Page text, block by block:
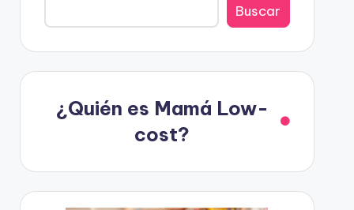
Buscar
¿Quién es Mamá Low-
cost?